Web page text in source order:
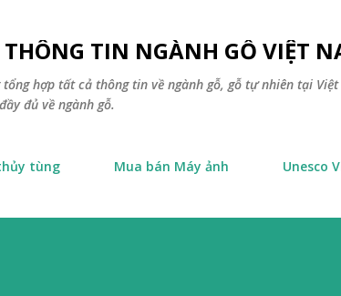
THÔNG TIN NGÀNH GỖ VIỆT
tổng hợp tất cả thông tin về ngành gỗ, gỗ tự nhiên tại
đủ về ngành gỗ.
tùng Mua bán Máy ảnh Unesco